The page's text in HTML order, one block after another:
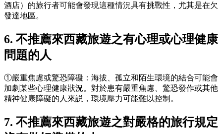
酒店）的旅行者可能會發現這種情況具有挑戰性，尤其是在欠
發達地區。
6. 不推薦來西藏旅遊之有心理或心理健康
問題的人
①嚴重焦慮或驚恐障礙：海拔、孤立和陌生環境的結合可能會
加劇某些心理健康狀況。對於患有嚴重焦慮、驚恐發作或其他
精神健康障礙的人來説，環境壓力可能難以控制。
7. 不推薦來西藏旅遊之對嚴格的旅行規定